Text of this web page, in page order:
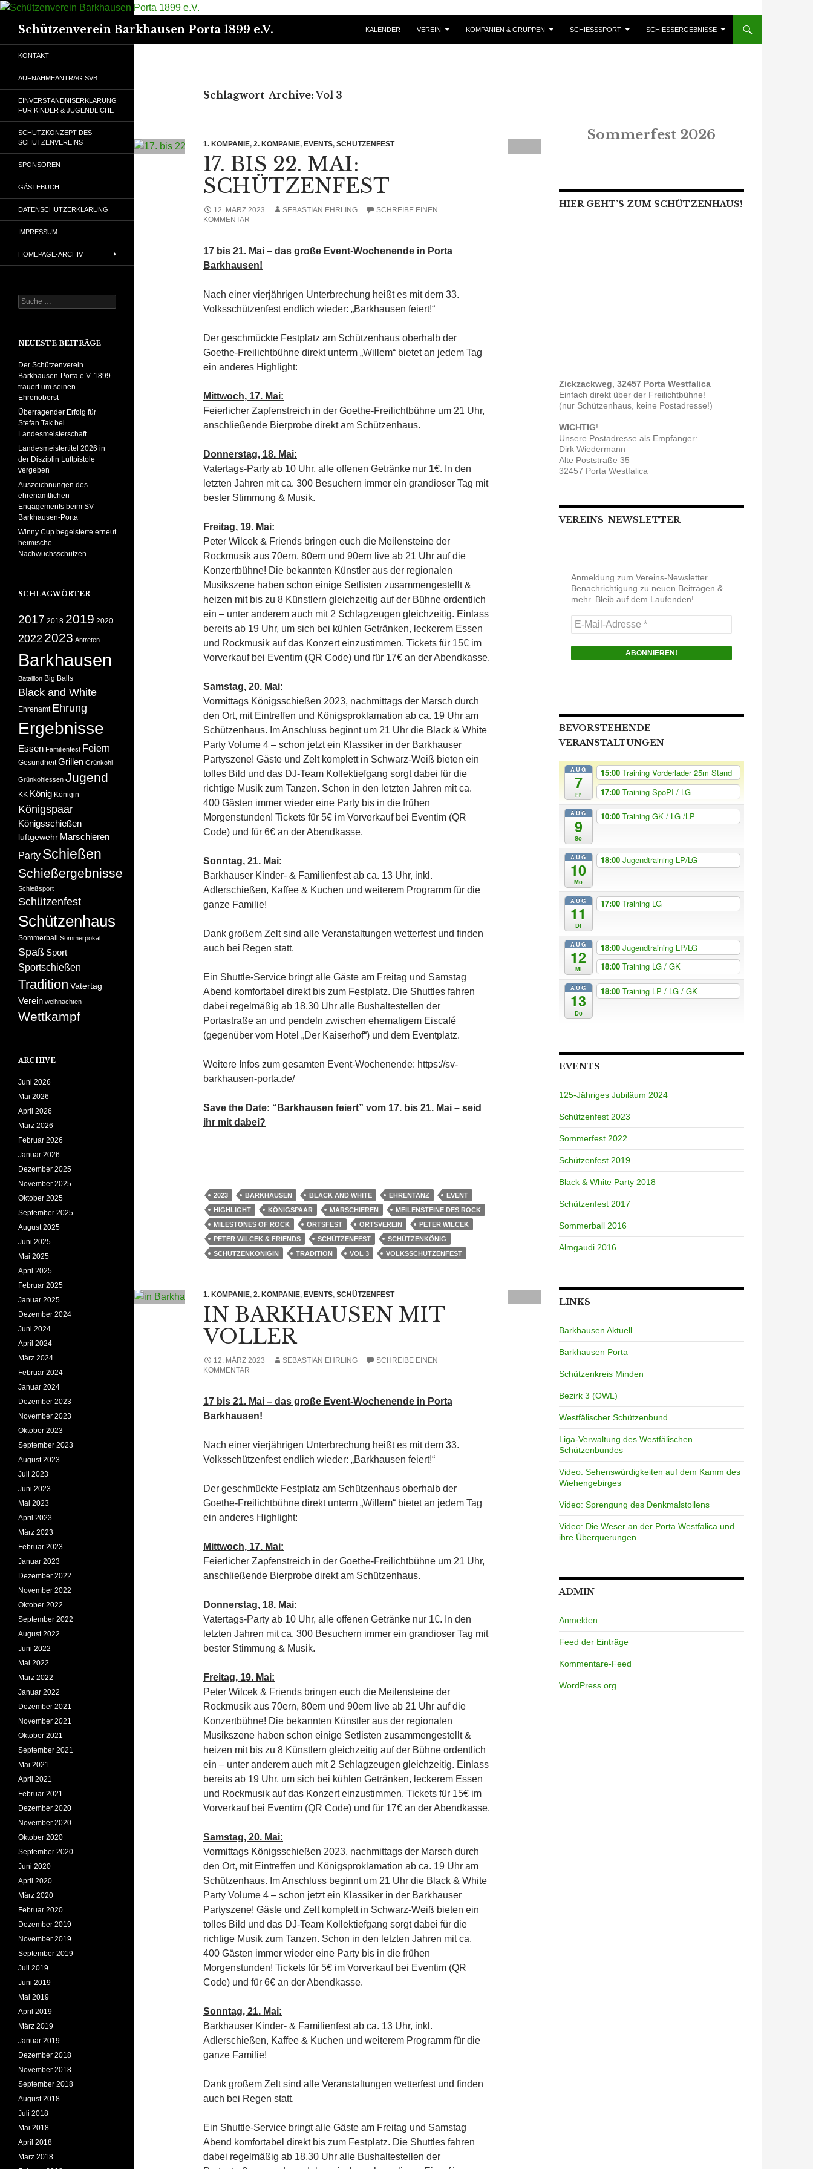
Schützenverein Barkhausen Porta 1899 e.V.
Suchen
KALENDER
VEREIN KOMPANIEN & GRUPPEN SCHIESSSPORT SCHIESSERGEBNISSE
Schlagwort-Archive: Vol 3
1. KOMPANIE, 2. KOMPANIE, EVENTS, SCHÜTZENFEST
17. BIS 22. MAI:
SCHÜTZENFEST
12. MÄRZ 2023 SEBASTIAN EHRLING
SCHREIBE EINEN
KOMMENTAR
17 bis 21. Mai – das große Event-Wochenende in Porta
Barkhausen!
Nach einer vierjährigen Unterbrechung heißt es mit dem 33.
Volksschützenfest endlich wieder: „Barkhausen feiert!“
Der geschmückte Festplatz am Schützenhaus oberhalb der
Goethe-Freilichtbühne direkt unterm „Willem“ bietet an jedem Tag
ein anderes Highlight:
Mittwoch, 17. Mai:
Feierlicher Zapfenstreich in der Goethe-Freilichtbühne um 21 Uhr,
anschließende Bierprobe direkt am Schützenhaus.
Donnerstag, 18. Mai:
Vatertags-Party ab 10 Uhr, alle offenen Getränke nur 1€. In den
letzten Jahren mit ca. 300 Besuchern immer ein grandioser Tag mit
bester Stimmung & Musik.
Freitag, 19. Mai:
Peter Wilcek & Friends bringen euch die Meilensteine der
Rockmusik aus 70ern, 80ern und 90ern live ab 21 Uhr auf die
Konzertbühne! Die bekannten Künstler aus der regionalen
Musikszene haben schon einige Setlisten zusammengestellt &
heizen mit bis zu 8 Künstlern gleichzeitig auf der Bühne ordentlich
ein – unter anderem auch mit 2 Schlagzeugen gleichzeitig. Einlass
bereits ab 19 Uhr, um sich bei kühlen Getränken, leckerem Essen
und Rockmusik auf das Konzert einzustimmen. Tickets für 15€ im
Vorverkauf bei Eventim (QR Code) und für 17€ an der Abendkasse.
Samstag, 20. Mai:
Vormittags Königsschießen 2023, nachmittags der Marsch durch
den Ort, mit Eintreffen und Königsproklamation ab ca. 19 Uhr am
Schützenhaus. Im Anschluss beginnt um 21 Uhr die Black & White
Party Volume 4 – schon jetzt ein Klassiker in der Barkhauser
Partyszene! Gäste und Zelt komplett in Schwarz-Weiß bieten ein
tolles Bild und das DJ-Team Kollektiefgang sorgt dabei für die
richtige Musik zum Tanzen. Schon in den letzten Jahren mit ca.
400 Gästen immer wieder eine Party bis in die frühen
Morgenstunden! Tickets für 5€ im Vorverkauf bei Eventim (QR
Code) und für 6€ an der Abendkasse.
Sonntag, 21. Mai:
Barkhauser Kinder- & Familienfest ab ca. 13 Uhr, inkl.
Adlerschießen, Kaffee & Kuchen und weiterem Programm für die
ganze Familie!
Dank großem Zelt sind alle Veranstaltungen wetterfest und finden
auch bei Regen statt.
Ein Shuttle-Service bringt alle Gäste am Freitag und Samstag
Abend komfortabel direkt bis zum Festplatz. Die Shuttles fahren
dabei regelmäßig ab 18.30 Uhr alle Bushaltestellen der
Portastraße an und pendeln zwischen ehemaligem Eiscafé
(gegenüber vom Hotel „Der Kaiserhof“) und dem Eventplatz.
Weitere Infos zum gesamten Event-Wochenende: https://sv-
barkhausen-porta.de/
Save the Date: “Barkhausen feiert” vom 17. bis 21. Mai – seid
ihr mit dabei?
2023 BARKHAUSEN BLACK AND WHITE EHRENTANZ
EVENT
HIGHLIGHT
KÖNIGSPAAR MARSCHIEREN
MEILENSTEINE DES ROCK
MILESTONES OF ROCK
ORTSFEST ORTSVEREIN
PETER WILCEK
PETER WILCEK & FRIENDS
SCHÜTZENFEST
SCHÜTZENKÖNIG
SCHÜTZENKÖNIGIN
TRADITION VOL 3 VOLKSSCHÜTZENFEST
1. KOMPANIE, 2. KOMPANIE, EVENTS, SCHÜTZENFEST
IN BARKHAUSEN MIT
VOLLER
12. MÄRZ 2023 SEBASTIAN EHRLING
SCHREIBE EINEN
KOMMENTAR
17 bis 21. Mai – das große Event-Wochenende in Porta
Barkhausen!
Nach einer vierjährigen Unterbrechung heißt es mit dem 33.
Volksschützenfest endlich wieder: „Barkhausen feiert!“
Der geschmückte Festplatz am Schützenhaus oberhalb der
Goethe-Freilichtbühne direkt unterm „Willem“ bietet an jedem Tag
ein anderes Highlight:
Mittwoch, 17. Mai:
Feierlicher Zapfenstreich in der Goethe-Freilichtbühne um 21 Uhr,
anschließende Bierprobe direkt am Schützenhaus.
Donnerstag, 18. Mai:
Vatertags-Party ab 10 Uhr, alle offenen Getränke nur 1€. In den
letzten Jahren mit ca. 300 Besuchern immer ein grandioser Tag mit
bester Stimmung & Musik.
Freitag, 19. Mai:
Peter Wilcek & Friends bringen euch die Meilensteine der
Rockmusik aus 70ern, 80ern und 90ern live ab 21 Uhr auf die
Konzertbühne! Die bekannten Künstler aus der regionalen
Musikszene haben schon einige Setlisten zusammengestellt &
heizen mit bis zu 8 Künstlern gleichzeitig auf der Bühne ordentlich
ein – unter anderem auch mit 2 Schlagzeugen gleichzeitig. Einlass
bereits ab 19 Uhr, um sich bei kühlen Getränken, leckerem Essen
und Rockmusik auf das Konzert einzustimmen. Tickets für 15€ im
Vorverkauf bei Eventim (QR Code) und für 17€ an der Abendkasse.
Samstag, 20. Mai:
Vormittags Königsschießen 2023, nachmittags der Marsch durch
den Ort, mit Eintreffen und Königsproklamation ab ca. 19 Uhr am
Schützenhaus. Im Anschluss beginnt um 21 Uhr die Black & White
Party Volume 4 – schon jetzt ein Klassiker in der Barkhauser
Partyszene! Gäste und Zelt komplett in Schwarz-Weiß bieten ein
tolles Bild und das DJ-Team Kollektiefgang sorgt dabei für die
richtige Musik zum Tanzen. Schon in den letzten Jahren mit ca.
400 Gästen immer wieder eine Party bis in die frühen
Morgenstunden! Tickets für 5€ im Vorverkauf bei Eventim (QR
Code) und für 6€ an der Abendkasse.
Sonntag, 21. Mai:
Barkhauser Kinder- & Familienfest ab ca. 13 Uhr, inkl.
Adlerschießen, Kaffee & Kuchen und weiterem Programm für die
ganze Familie!
Dank großem Zelt sind alle Veranstaltungen wetterfest und finden
auch bei Regen statt.
Ein Shuttle-Service bringt alle Gäste am Freitag und Samstag
Abend komfortabel direkt bis zum Festplatz. Die Shuttles fahren
dabei regelmäßig ab 18.30 Uhr alle Bushaltestellen der
Sommerfest 2026
HIER GEHT’S ZUM SCHÜTZENHAUS!
Zickzackweg, 32457 Porta Westfalica
Einfach direkt über der Freilichtbühne!
(nur Schützenhaus, keine Postadresse!)
WICHTIG!
Unsere Postadresse als Empfänger:
Dirk Wiedermann
Alte Poststraße 35
32457 Porta Westfalica
VEREINS-NEWSLETTER
Anmeldung zum Vereins-Newsletter.
Benachrichtigung zu neuen Beiträgen &
mehr. Bleib auf dem Laufenden!
E-
Mail-
Adresse
*
BEVORSTEHENDE
VERANSTALTUNGEN
AUG
7
Fr
15:00 Training Vorderlader 25m Stand
17:00 Training-SpoPI / LG
AUG
9
So
10:00 Training GK / LG /LP
AUG
10
Mo
18:00 Jugendtraining LP/LG
AUG
11
Di
17:00 Training LG
AUG
12
Mi
18:00 Jugendtraining LP/LG
18:00 Training LG / GK
AUG
13
Do
18:00 Training LP / LG / GK
EVENTS
125-Jähriges Jubiläum 2024
Schützenfest 2023
Sommerfest 2022
Schützenfest 2019
Black & White Party 2018
Schützenfest 2017
Sommerball 2016
Almgaudi 2016
LINKS
Barkhausen Aktuell
Barkhausen Porta
Schützenkreis Minden
Bezirk 3 (OWL)
Westfälischer Schützenbund
Liga-Verwaltung des Westfälischen
Schützenbundes
Video: Sehenswürdigkeiten auf dem Kamm des
Wiehengebirges
Video: Sprengung des Denkmalstollens
Video: Die Weser an der Porta Westfalica und
ihre Überquerungen
ADMIN
Anmelden
Feed der Einträge
Kommentare-Feed
WordPress.org
KONTAKT
AUFNAHMEANTRAG SVB
EINVERSTÄNDNISERKLÄRUNG
FÜR KINDER & JUGENDLICHE
SCHUTZKONZEPT DES
SCHÜTZENVEREINS
SPONSOREN
GÄSTEBUCH
DATENSCHUTZERKLÄRUNG
IMPRESSUM
HOMEPAGE-ARCHIV
Suche
nach:
NEUESTE BEITRÄGE
Der Schützenverein
Barkhausen-Porta e.V. 1899
trauert um seinen
Ehrenoberst
Überragender Erfolg für
Stefan Tak bei
Landesmeisterschaft
Landesmeistertitel 2026 in
der Disziplin Luftpistole
vergeben
Auszeichnungen des
ehrenamtlichen
Engagements beim SV
Barkhausen-Porta
Winny Cup begeisterte erneut
heimische
Nachwuchsschützen
SCHLAGWÖRTER
2017 2018 2019 2020
2022 2023 Antreten
Barkhausen
Bataillon Big Balls
Black and White
Ehrenamt Ehrung
Ergebnisse
Essen Familienfest Feiern
Gesundheit Grillen Grünkohl
Grünkohlessen Jugend
KK König Königin
Königspaar
Königsschießen
luftgewehr Marschieren
Party Schießen
Schießergebnisse
Schießsport
Schützenfest
Schützenhaus
Sommerball Sommerpokal
Spaß Sport
Sportschießen
Tradition Vatertag
Verein weihnachten
Wettkampf
ARCHIVE
Juni 2026
Mai 2026
April 2026
März 2026
Februar 2026
Januar 2026
Dezember 2025
November 2025
Oktober 2025
September 2025
August 2025
Juni 2025
Mai 2025
April 2025
Februar 2025
Januar 2025
Dezember 2024
Juni 2024
April 2024
März 2024
Februar 2024
Januar 2024
Dezember 2023
November 2023
Oktober 2023
September 2023
August 2023
Juli 2023
Juni 2023
Mai 2023
April 2023
März 2023
Februar 2023
Januar 2023
Dezember 2022
November 2022
Oktober 2022
September 2022
August 2022
Juni 2022
Mai 2022
März 2022
Januar 2022
Dezember 2021
November 2021
Oktober 2021
September 2021
Mai 2021
April 2021
Februar 2021
Dezember 2020
November 2020
Oktober 2020
September 2020
Juni 2020
April 2020
März 2020
Februar 2020
Dezember 2019
November 2019
September 2019
Juli 2019
Juni 2019
Mai 2019
April 2019
März 2019
Januar 2019
Dezember 2018
November 2018
September 2018
August 2018
Juli 2018
Mai 2018
April 2018
März 2018